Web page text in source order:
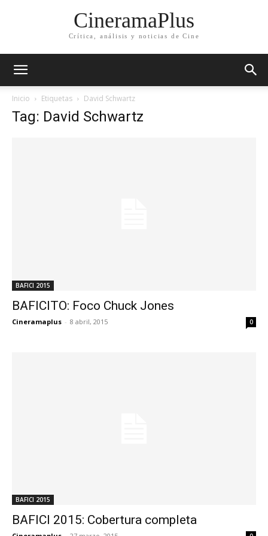
CineramaPlus
Crítica, análisis y noticias de Cine
Inicio Etiquetas David Schwartz
Tag: David Schwartz
BAFICI 2015
BAFICITO: Foco Chuck Jones
Cineramaplus - 8 abril, 2015 0
BAFICI 2015
BAFICI 2015: Cobertura completa